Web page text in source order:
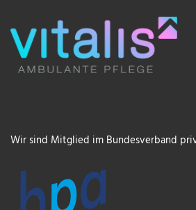
Wir sind Mitglied im Bundesverband